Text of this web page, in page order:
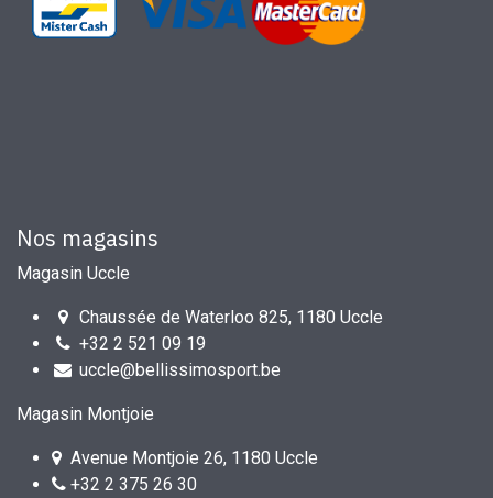
Nos magasins
Magasin Uccle
Chaussée de Waterloo 825, 1180 Uccle
+32 2 521 09 19
uccle@bellissimosport.be
Magasin Montjoie
Avenue Montjoie 26, 1180 Uccle
+32 2 375 26 30